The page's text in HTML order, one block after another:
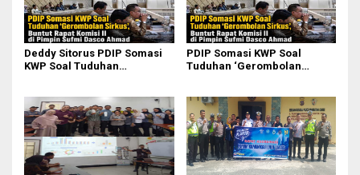
Deddy Sitorus PDIP Somasi
KWP Soal Tuduhan
Sufmi Dasco Ahmad
PDIP Somasi KWP Soal
Tuduhan ‘Gerombolan
Ahmad